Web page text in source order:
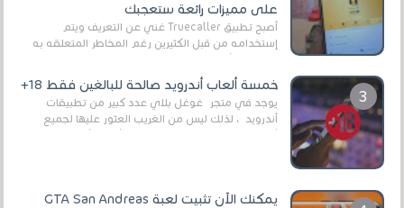
على مميزات رائعة ستعجبك
أصبح تطبيق Truecaller غني عن التعريف ويتم
إستخدامه من قبل الكثيرين رغم المخاطر المتعلقه به
خمسة ألعاب أندرويد صالحة للبالغين فقط 18+
يوجد في متجر غوغل بلاي عدد كبير من تطبيقات
أندرويد ، لذلك ليس من الغريب العثور عليها لجميع
يمكنك الآن تثبيت لعبة GTA San Andreas